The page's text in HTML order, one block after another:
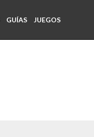
GUÍAS JUEGOS